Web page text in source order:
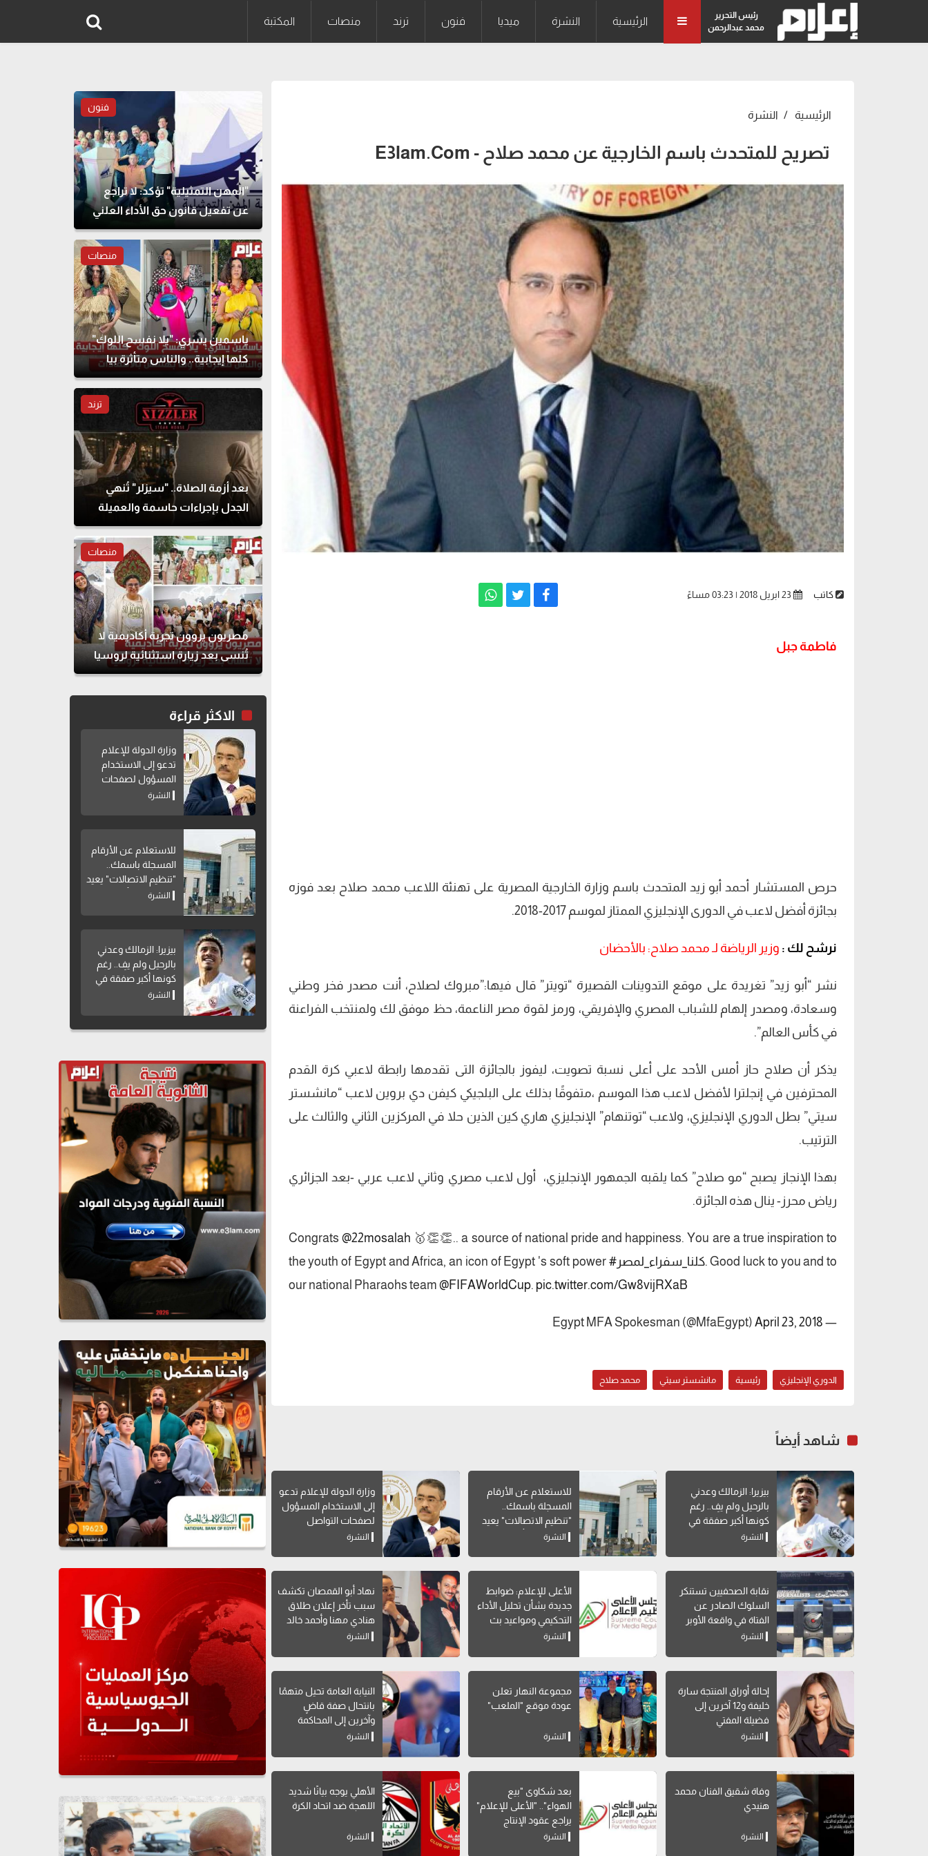
رئيس التحرير
محمد عبدالرحمن
الرئيسية النشرة ميديا فنون ترند منصات المكتبة
الرئيسية النشرة
تصريح للمتحدث باسم الخارجية عن محمد صلاح - E3lam.Com
كاتب
فاطمة جبل
حرص المستشار أحمد أبو زيد المتحدث باسم وزارة الخارجية المصرية على تهنئة اللاعب محمد صلاح بعد فوزه
بجائزة أفضل لاعب في الدورى الإنجليزي الممتاز لموسم 2017-2018.
نرشح لك : وزير الرياضة لـ محمد صلاح: بالأحضان
نشر “أبو زيد” تغريدة على موقع التدوينات القصيرة “تويتر” قال فيها:”مبروك لصلاح، أنت مصدر فخر وطني
وسعادة، ومصدر إلهام للشباب المصري والإفريقي، ورمز لقوة مصر الناعمة، حظ موفق لك ولمنتخب الفراعنة
في كأس العالم”.
يذكر أن صلاح حاز أمس الأحد على أعلى نسبة تصويت، ليفوز بالجائزة التى تقدمها رابطة لاعبي كرة القدم
المحترفين في إنجلترا لأفضل لاعب هذا الموسم ،متفوقًا بذلك على البلجيكي كيفن دي بروين لاعب “مانشستر
سيتي” بطل الدوري الإنجليزي، ولاعب “توتنهام” الإنجليزي هاري كين الذين حلا في المركزين الثاني والثالث على
الترتيب.
بهذا الإنجاز يصبح “مو صلاح” كما يلقبه الجمهور الإنجليزي، أول لاعب مصري وثاني لاعب عربي -بعد الجزائري
رياض محرز- ينال هذه الجائزة.
Congrats @22mosalah 🥇👏👏.. a source of national pride and happiness. You are a true inspiration to
the youth of Egypt and Africa, an icon of Egypt 's soft power
#كلنا_سفراء_لمصر. Good luck to you and to
our national Pharaohs team @FIFAWorldCup. pic.twitter.com/Gw8vijRXaB
— Egypt MFA Spokesman (@MfaEgypt)
April 23, 2018
الدوري الإنجليزي رئيسية مانشستر سيتي محمد صلاح
شاهد أيضاً
بيزيرا: الزمالك وعدني
بالرحيل ولم يفِ.. رغم
كونها أكبر صفقة في
تاريخه
النشرة
للاستعلام عن الأرقام
المسجلة باسمك..
"تنظيم الاتصالات" يعيد
إتاحة خدمة "أرقامي" عبر
النشرة
وزارة الدولة للإعلام تدعو
إلى الاستخدام المسؤول
لصفحات التواصل
الاجتماعي
النشرة
نقابة الصحفيين تستنكر
السلوك الصادر عن
الفتاة في واقعة الأوبر
النشرة
الأعلى للإعلام: ضوابط
جديدة بشأن تحليل الأداء
التحكيمي ومواعيد بث
البرامج الرياضية
النشرة
نهاد أبو القمصان تكشف
سبب تأخر إعلان طلاق
هنادي مهنا وأحمد خالد
صالحالنشرة
إحالة أوراق المنتجة سارة
خليفة و12 آخرين إلى
فضيلة المفتي
النشرة
مجموعة النهار تعلن
عودة موقع "الملعب"
النشرة
النيابة العامة تحيل متهمًا
بانتحال صفة قاضٍ
وآخرين إلى المحاكمة
النشرة
وفاة شقيق الفنان محمد
هنيدي
النشرة
بعد شكاوى "بيع
الهواء".. "الأعلى للإعلام"
يراجع عقود الإنتاج
المشترك بالقنوات
النشرة
الأهلي يوجه بيانًا شديد
اللهجة ضد اتحاد الكرة
النشرة
فنون
"المهن التمثيلية" تؤكد: لا تراجع
عن تفعيل قانون حق الأداء العلني
منصات
ياسمين يسري: "يلا نفسح اللوك"
كلها إيجابية.. والناس متأثرة بيا
وما بهتمش بالانتقادات
ترند
بعد أزمة الصلاة.. "سيزلر" تُنهي
الجدل بإجراءات حاسمة والعميلة
تحذف المنشور
منصات
مصريون يروون تجربة أكاديمية لا
تُنسى بعد زيارة استثنائية لروسيا
الاكثر قراءة
وزارة الدولة للإعلام
تدعو إلى الاستخدام
المسؤول لصفحات
التواصل الاجتماعي
النشرة
للاستعلام عن الأرقام
المسجلة باسمك..
"تنظيم الاتصالات" يعيد
إتاحة خدمة "أرقامي"
النشرة
بيزيرا: الزمالك وعدني
بالرحيل ولم يفِ.. رغم
كونها أكبر صفقة في
تاريخه
النشرة